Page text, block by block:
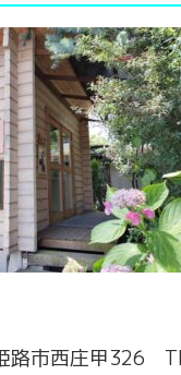
路市西庄甲326